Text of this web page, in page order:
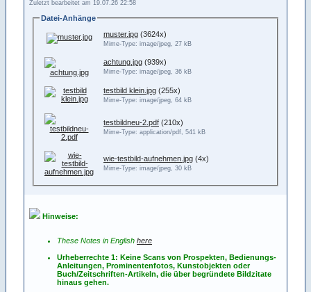
Zuletzt bearbeitet am 19.07.26 22:58
Datei-Anhänge
muster.jpg (3624x)
Mime-Type: image/jpeg, 27 kB
achtung.jpg (939x)
Mime-Type: image/jpeg, 36 kB
testbild klein.jpg (255x)
Mime-Type: image/jpeg, 64 kB
testbildneu-2.pdf (210x)
Mime-Type: application/pdf, 541 kB
wie-testbild-aufnehmen.jpg (4x)
Mime-Type: image/jpeg, 30 kB
Hinweise:
These Notes in English here
Urheberrechte 1: Keine Scans von Prospekten, Bedienungs-
Anleitungen, Prominentenfotos, Kunstobjekten oder
Buch/Zeitschriften-Artikeln, die über begründete Bildzitate
hinaus gehen.